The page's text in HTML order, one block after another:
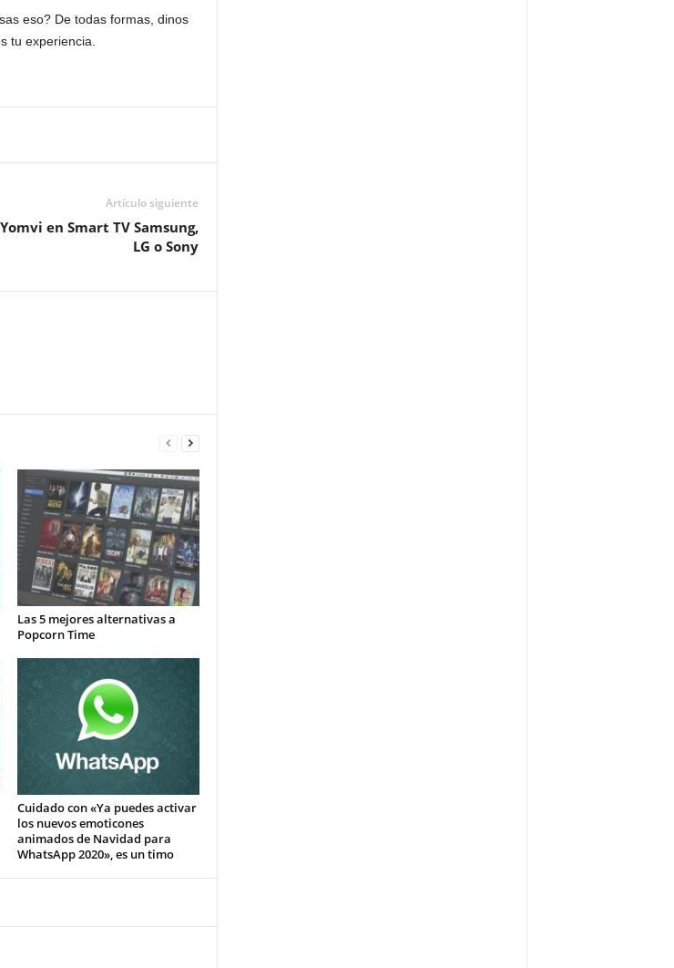
eso? De todas formas, dinos
tu experiencia.
Artículo siguiente
en Smart TV Samsung,
LG o Sony
Las 5 mejores alternativas a
Popcorn Time
Cuidado con «Ya puedes activar
los nuevos emoticones
animados de Navidad para
WhatsApp 2020», es un timo